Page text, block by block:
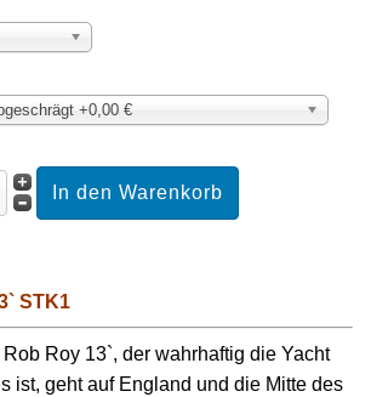
+0,00 €
STK1
Roy 13`, der wahrhaftig die Yacht
ist, geht auf England und die Mitte des